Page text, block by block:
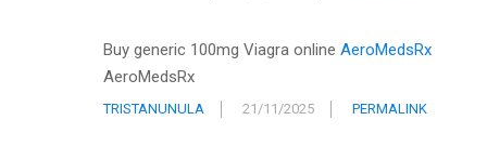
Buy generic 100mg Viagra online AeroMedsRx
AeroMedsRx
TRISTANUNULA 21/11/2025 PERMALINK